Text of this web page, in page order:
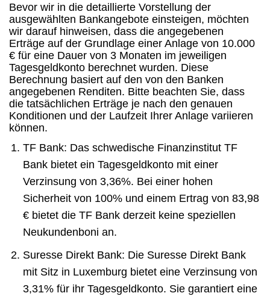
Bevor wir in die detaillierte Vorstellung der
ausgewählten Bankangebote einsteigen, möchten
wir darauf hinweisen, dass die angegebenen
Erträge auf der Grundlage einer Anlage von 10.000
€ für eine Dauer von 3 Monaten im jeweiligen
Tagesgeldkonto berechnet wurden. Diese
Berechnung basiert auf den von den Banken
angegebenen Renditen. Bitte beachten Sie, dass
die tatsächlichen Erträge je nach den genauen
Konditionen und der Laufzeit Ihrer Anlage variieren
können.
TF Bank: Das schwedische Finanzinstitut TF
Bank bietet ein Tagesgeldkonto mit einer
Verzinsung von 3,36%. Bei einer hohen
Sicherheit von 100% und einem Ertrag von 83,98
€ bietet die TF Bank derzeit keine speziellen
Neukundenboni an.
Suresse Direkt Bank: Die Suresse Direkt Bank
mit Sitz in Luxemburg bietet eine Verzinsung von
3,31% für ihr Tagesgeldkonto. Sie garantiert eine